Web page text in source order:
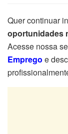
Quer continuar
oportunidades
Acesse nossa
Emprego e